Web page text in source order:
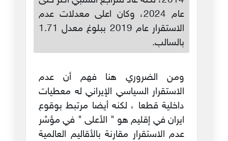
عام 2024، وكان اعلى معدلات عدم
الاستقرار عام 2019 ببلوغ معدل 1.71
بالسالب.
ومن الضروري هنا فهم أن عدم
الاستقرار السياسي الإيراني له معطيات
داخلية قطعا ، لكنه أيضا مرتبط بوقوع
ايران في إقليم هو " الأعلى " في مؤشر
عدم الاستقرار مقارنة بالأقاليم العالمية